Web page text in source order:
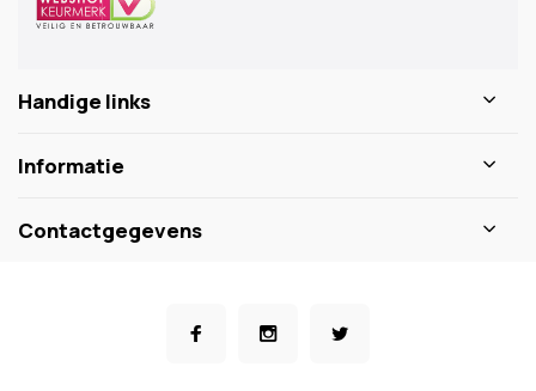
Handige links
Informatie
Contactgegevens